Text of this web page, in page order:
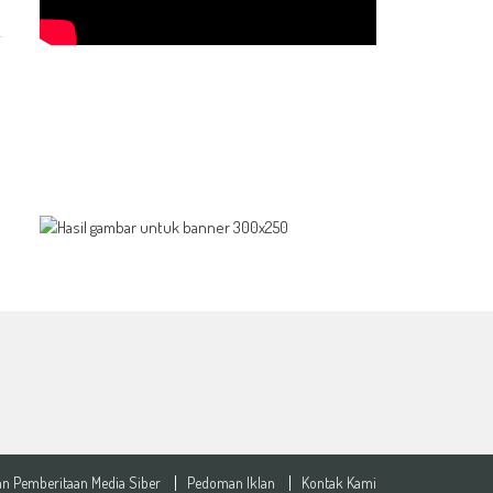
Pemberitaan Media Siber Pedoman Iklan Kontak Kami